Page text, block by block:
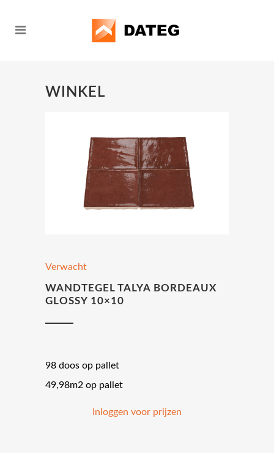
WINKEL
Verwacht
WANDTEGEL TALYA BORDEAUX
GLOSSY 10×10
98 doos op pallet
49,98m2 op pallet
Inloggen voor prijzen